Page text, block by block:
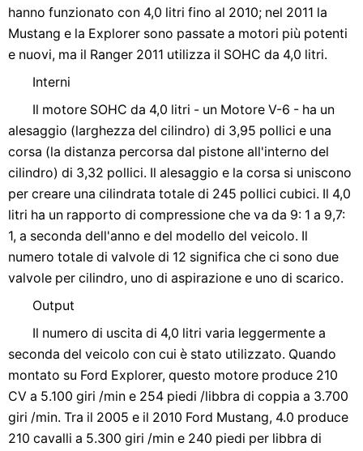
hanno funzionato con 4,0 litri fino al 2010; nel 2011 la
Mustang e la Explorer sono passate a motori più potenti
e nuovi, ma il Ranger 2011 utilizza il SOHC da 4,0 litri.
Interni
Il motore SOHC da 4,0 litri - un Motore V-6 - ha un
alesaggio (larghezza del cilindro) di 3,95 pollici e una
corsa (la distanza percorsa dal pistone all'interno del
cilindro) di 3,32 pollici. Il alesaggio e la corsa si uniscono
per creare una cilindrata totale di 245 pollici cubici. Il 4,0
litri ha un rapporto di compressione che va da 9: 1 a 9,7:
1, a seconda dell'anno e del modello del veicolo. Il
numero totale di valvole di 12 significa che ci sono due
valvole per cilindro, uno di aspirazione e uno di scarico.
Output
Il numero di uscita di 4,0 litri varia leggermente a
seconda del veicolo con cui è stato utilizzato. Quando
montato su Ford Explorer, questo motore produce 210
CV a 5.100 giri /min e 254 piedi /libbra di coppia a 3.700
giri /min. Tra il 2005 e il 2010 Ford Mustang, 4.0 produce
210 cavalli a 5.300 giri /min e 240 piedi per libbra di